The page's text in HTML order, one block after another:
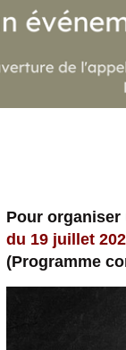
Pour organiser
du 19 juillet
(Programme